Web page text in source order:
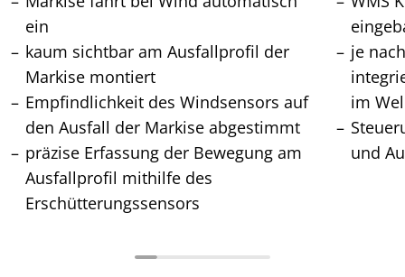
ein
kaum sichtbar am Ausfallprofil der
Markise montiert
Empfindlichkeit des Windsensors auf
den Ausfall der Markise abgestimmt
präzise Erfassung der Bewegung am
Ausfallprofil mithilfe des
Erschütterungssensors
je
im
und